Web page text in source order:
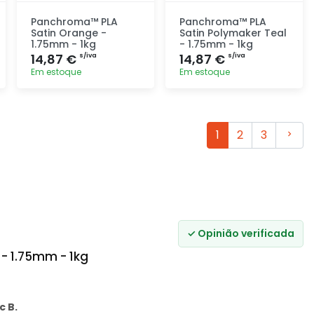
Panchroma™ PLA
Satin Orange -
1.75mm - 1kg
14,87 € s/iva
Em estoque
Panchroma™ PLA
Satin Polymaker Teal
- 1.75mm - 1kg
14,87 € s/iva
Em estoque
1 2 3
1.75mm - 1kg
✓ Opinião verificada
B.